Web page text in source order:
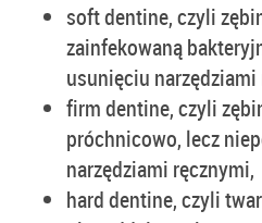
soft dentine, czyli
zainfekowaną
usunięciu narzędziami
firm dentine, czyli
próchnicowo, lecz
narzędziami ręcznymi,
hard dentine, czyli